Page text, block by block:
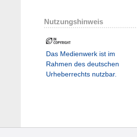
Nutzungshinweis
Das Medienwerk ist im
Rahmen des deutschen
Urheberrechts nutzbar.